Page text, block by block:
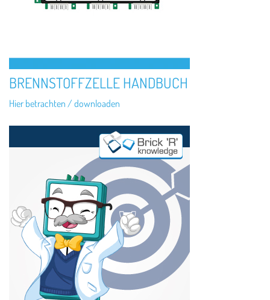
BRENNSTOFFZELLE HANDBUCH
Hier betrachten / downloaden